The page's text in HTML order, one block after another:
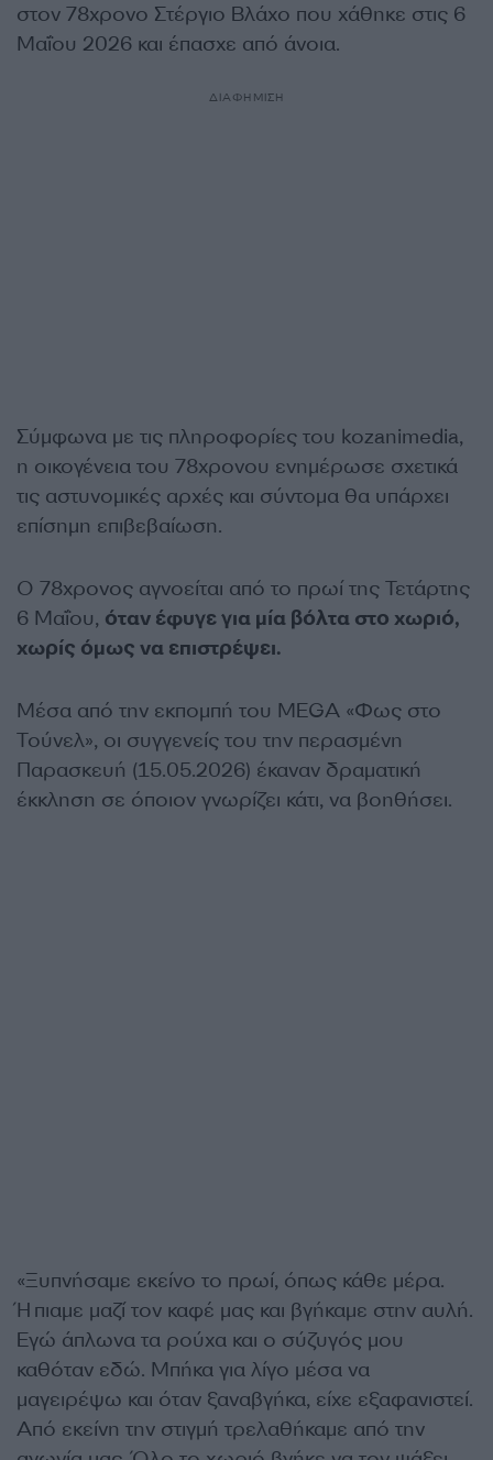
στον 78χρονο Στέργιο Βλάχο που χάθηκε στις 6
Μαΐου 2026 και έπασχε από άνοια.
ΔΙΑΦΗΜΙΣΗ
Σύμφωνα με τις πληροφορίες του kozanimedia,
η οικογένεια του 78χρονου ενημέρωσε σχετικά
τις αστυνομικές αρχές και σύντομα θα υπάρχει
επίσημη επιβεβαίωση.
Ο 78χρονος αγνοείται από το πρωί της Τετάρτης
6 Μαΐου, όταν έφυγε για μία βόλτα στο χωριό,
χωρίς όμως να επιστρέψει.
Μέσα από την εκπομπή του MEGA «Φως στο
Τούνελ», οι συγγενείς του την περασμένη
Παρασκευή (15.05.2026) έκαναν δραματική
έκκληση σε όποιον γνωρίζει κάτι, να βοηθήσει.
«Ξυπνήσαμε εκείνο το πρωί, όπως κάθε μέρα.
Ήπιαμε μαζί τον καφέ μας και βγήκαμε στην αυλή.
Εγώ άπλωνα τα ρούχα και ο σύζυγός μου
καθόταν εδώ. Μπήκα για λίγο μέσα να
μαγειρέψω και όταν ξαναβγήκα, είχε εξαφανιστεί.
Από εκείνη την στιγμή τρελαθήκαμε από την